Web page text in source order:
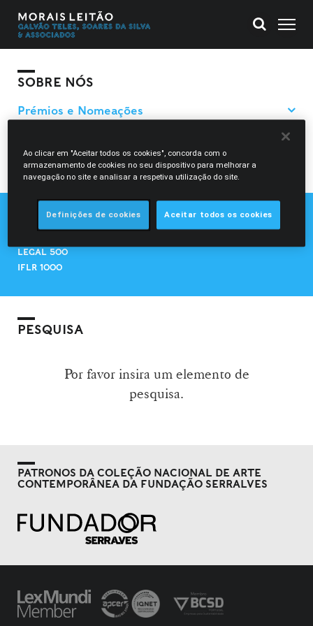
SOBRE NÓS
Filtrar Pesquisa
CHAMBERS EUROPE
LEGAL 500
IFLR 1000
PESQUISA
Por favor insira um elemento de
pesquisa.
PATRONOS DA COLEÇÃO NACIONAL DE ARTE
CONTEMPORÂNEA DA FUNDAÇÃO SERRALVES
Ao clicar em "Aceitar todos os cookies", concorda com o
armazenamento de cookies no seu dispositivo para melhorar a
navegação no site e analisar a respetiva utilização do site.
Definições de cookies Aceitar todos os cookies